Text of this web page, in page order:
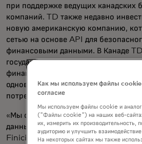
при поддержке ведущих канадских
компаний. TD также недавно
новую американскую компанию,
сетью на основе API для
финансовыми данными. В Канаде TD
государственных консультациях
финансирования, ориентированного
одновременно помогая защищать
потребителей.
«Мы стремимся обеспечить
данным, качество и безопасность
Finicity Open Banking,
Как мы используем файлы
согласие
Мы используем файлы cookie и
("Файлы cookie") на наших веб-
их, измерить их производительность,
аудиторию и улучшить
На некоторых сайтах мы также